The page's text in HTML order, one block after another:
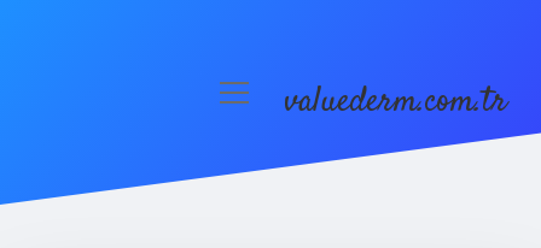
menüyüvaluederm.com.tr